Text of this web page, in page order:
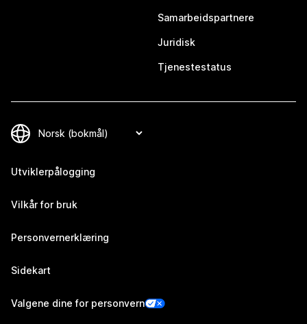
Samarbeidspartnere
Juridisk
Tjenestestatus
Utviklerpålogging
Vilkår for bruk
Personvernerklæring
Sidekart
Valgene dine for personvern